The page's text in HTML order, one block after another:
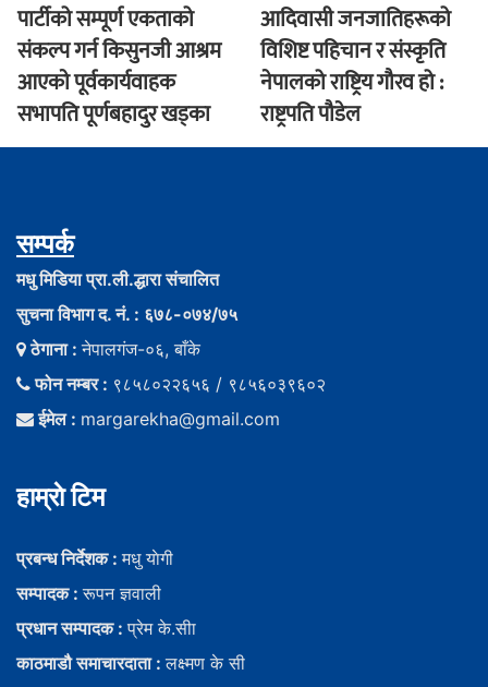
पार्टीको सम्पूर्ण एकताको
संकल्प गर्न किसुनजी आश्रम
आएकाे पूर्वकार्यवाहक
सभापति पूर्णबहादुर खड्का
आदिवासी जनजातिहरूको
विशिष्ट पहिचान र संस्कृति
नेपालको राष्ट्रिय गौरव हो :
राष्ट्रपति पौडेल
सम्पर्क
मधु मिडिया प्रा.ली.द्धारा संचालित
सुचना विभाग द. नं. : ६७८-०७४/७५
ठेगाना :नेपालगंज-०६, बाँके
फोन नम्बर : ९८५८०२२६५६ / ९८५६०३९६०२
ईमेल : margarekha@gmail.com
हाम्राे टिम
प्रबन्ध निर्देशक :मधु याेगी
सम्पादक :रूपन ज्ञवाली
प्रधान सम्पादक :प्रेम के.सीा
काठमाडौ समाचारदाता :लक्ष्मण के सी